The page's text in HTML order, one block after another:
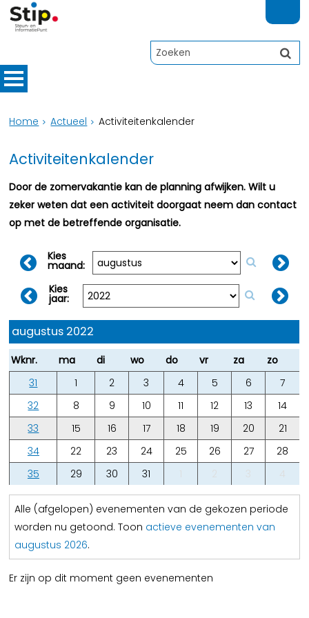
Home Actueel Activiteitenkalender
Activiteitenkalender
Door de zomervakantie kan de planning afwijken. Wilt u
zeker weten dat een activiteit doorgaat neem dan contact
op met de betreffende organisatie.
Kies
maand:
Kies
jaar:
augustus 2022
Wknr. ma di wo do vr za
zo
31
1 2 3 4 5 6
7
32
8 9 10 11 12 13
14
33
15 16 17 18 19 20
21
34
22 23 24 25 26 27
28
35
29 30 31 1 2 3 4
Alle (afgelopen) evenementen van de gekozen periode
worden nu getoond. Toon actieve evenementen van
augustus 2026.
Er zijn op dit moment geen evenementen